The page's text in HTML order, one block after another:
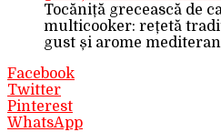
Tocăniță grecească de
multicooker: rețetă
gust și arome
Facebook
Twitter
Pinterest
WhatsApp